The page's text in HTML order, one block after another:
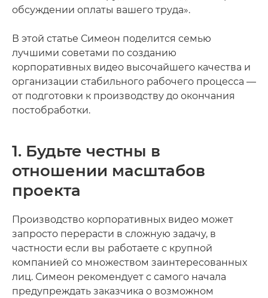
обсуждении оплаты вашего труда».
В этой статье Симеон поделится семью
лучшими советами по созданию
корпоративных видео высочайшего качества и
организации стабильного рабочего процесса —
от подготовки к производству до окончания
постобработки.
1. Будьте честны в
отношении масштабов
проекта
Производство корпоративных видео может
запросто перерасти в сложную задачу, в
частности если вы работаете с крупной
компанией со множеством заинтересованных
лиц. Симеон рекомендует с самого начала
предупреждать заказчика о возможном